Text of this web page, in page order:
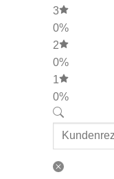
3
0%
2
0%
1
0%